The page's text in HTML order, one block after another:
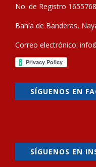
No. de Registro 1655768
Bahía de Banderas,
Correo electrónico:
SÍGUENOS EN
SÍGUENOS EN